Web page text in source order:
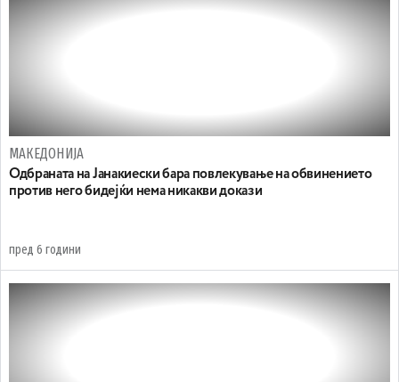
МАКЕДОНИЈА
Одбраната на Јанакиески бара повлекување на обвинението
против него бидејќи нема никакви докази
пред 6 години